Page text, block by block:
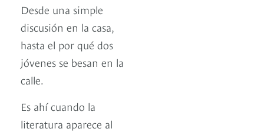
Desde una simple
discusión en la casa,
hasta el por qué dos
jóvenes se besan en la
calle.
Es ahí cuando la
literatura aparece al